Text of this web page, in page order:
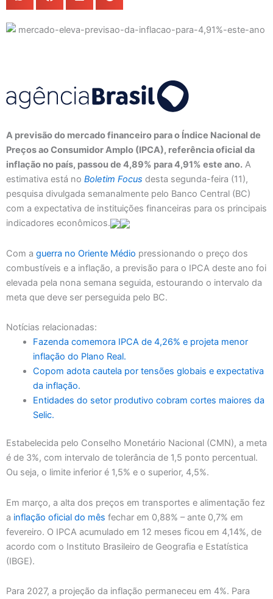
A previsão do mercado financeiro para o Índice Nacional de
Preços ao Consumidor Amplo (IPCA), referência oficial da
inflação no país, passou de 4,89% para 4,91% este ano. A
estimativa está no Boletim Focus desta segunda-feira (11),
pesquisa divulgada semanalmente pelo Banco Central (BC)
com a expectativa de instituições financeiras para os principais
indicadores econômicos.
Com a guerra no Oriente Médio pressionando o preço dos
combustíveis e a inflação, a previsão para o IPCA deste ano foi
elevada pela nona semana seguida, estourando o intervalo da
meta que deve ser perseguida pelo BC.
Notícias relacionadas:
Fazenda comemora IPCA de 4,26% e projeta menor
inflação do Plano Real.
Copom adota cautela por tensões globais e expectativa
da inflação.
Entidades do setor produtivo cobram cortes maiores da
Selic.
Estabelecida pelo Conselho Monetário Nacional (CMN), a meta
é de 3%, com intervalo de tolerância de 1,5 ponto percentual.
Ou seja, o limite inferior é 1,5% e o superior, 4,5%.
Em março, a alta dos preços em transportes e alimentação fez
a inflação oficial do mês fechar em 0,88% – ante 0,7% em
fevereiro. O IPCA acumulado em 12 meses ficou em 4,14%, de
acordo com o Instituto Brasileiro de Geografia e Estatística
(IBGE).
Para 2027, a projeção da inflação permaneceu em 4%. Para